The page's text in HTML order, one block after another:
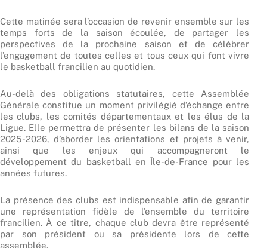
Cette matinée sera l’occasion de revenir ensemble sur les
temps forts de la saison écoulée, de partager les
perspectives de la prochaine saison et de célébrer
l’engagement de toutes celles et tous ceux qui font vivre
le basketball francilien au quotidien.
Au-delà des obligations statutaires, cette Assemblée
Générale constitue un moment privilégié d’échange entre
les clubs, les comités départementaux et les élus de la
Ligue. Elle permettra de présenter les bilans de la saison
2025-2026, d’aborder les orientations et projets à venir,
ainsi que les enjeux qui accompagneront le
développement du basketball en Île-de-France pour les
années futures.
La présence des clubs est indispensable afin de garantir
une représentation fidèle de l’ensemble du territoire
francilien. À ce titre, chaque club devra être représenté
par son président ou sa présidente lors de cette
assemblée.